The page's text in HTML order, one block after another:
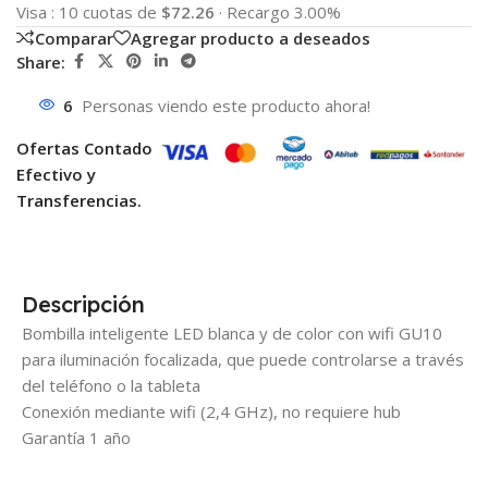
Visa : 10 cuotas de $72.26 · Recargo 3.00%
Comparar
Agregar producto a deseados
Share:
6 Personas viendo este producto ahora!
Ofertas Contado
Efectivo y
Transferencias.
Descripción
Bombilla inteligente LED blanca y de color con wifi GU10
para iluminación focalizada, que puede controlarse a través
del teléfono o la tableta
Conexión mediante wifi (2,4 GHz), no requiere hub
Garantía 1 año